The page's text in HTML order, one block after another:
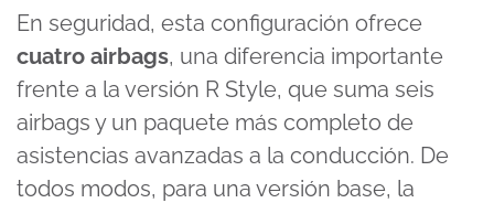
En seguridad, esta configuración ofrece
cuatro airbags, una diferencia importante
frente a la versión R Style, que suma seis
airbags y un paquete más completo de
asistencias avanzadas a la conducción. De
todos modos, para una versión base, la